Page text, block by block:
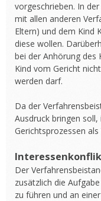
vorgeschrieben. In
mit allen anderen
Eltern) und dem Kind
diese wollen.
bei der Anhörung des
Kind vom Gericht
werden darf.
Da der
Ausdruck bringen
Gerichtsprozessen
Der
zusätzlich die
zu führen und an